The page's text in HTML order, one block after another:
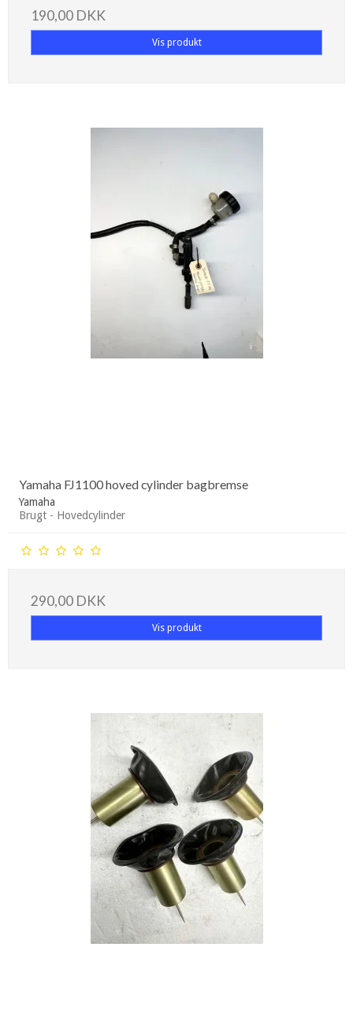
190,00 DKK
Vis produkt
Yamaha FJ1100 hoved cylinder bagbremse
Yamaha
Brugt - Hovedcylinder
290,00 DKK
Vis produkt